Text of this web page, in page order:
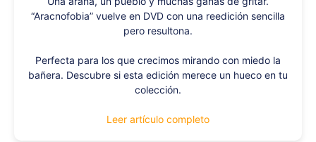
“Aracnofobia” vuelve en DVD con una reedición sencilla
pero resultona.
Perfecta para los que crecimos mirando con miedo la
bañera. Descubre si esta edición merece un hueco en tu
colección.
Leer artículo completo